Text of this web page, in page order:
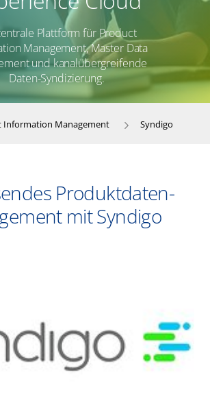
Plattform für Product
Management, Master Data
und kanalübergreifende
Daten-Syndizierung.
Information Management Syndigo
Produktdaten-
mit Syndigo